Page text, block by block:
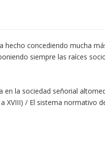
hecho concediendo mucha
siempre las raíces
la sociedad señorial
XVIII) / El sistema normativo